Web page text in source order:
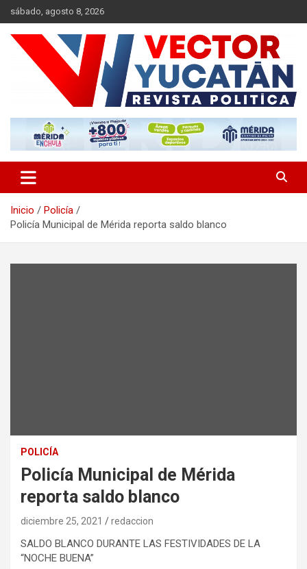
Saltar
al
contenido
sábado, agosto 8, 2026
Vector Yucatán
Inicio
Policía
Policía Municipal de Mérida reporta saldo blanco
POLICÍA
Policía Municipal de Mérida
reporta saldo blanco
diciembre 25, 2021 redaccion
SALDO BLANCO DURANTE LAS FESTIVIDADES DE LA
“NOCHE BUENA”